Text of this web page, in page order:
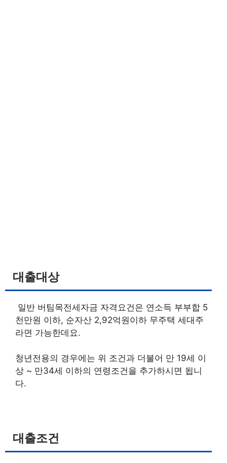
대출대상
일반 버팀목전세자금 자격요건은 연소득 부부합 5
천만원 이하, 순자산 2,92억원이하 무주택 세대주
라면 가능한데요.
청년전용의 경우에는 위 조건과 더불어 만 19세 이
상 ~ 만34세 이하의 연령조건을 추가하시면 됩니
다.
대출조건